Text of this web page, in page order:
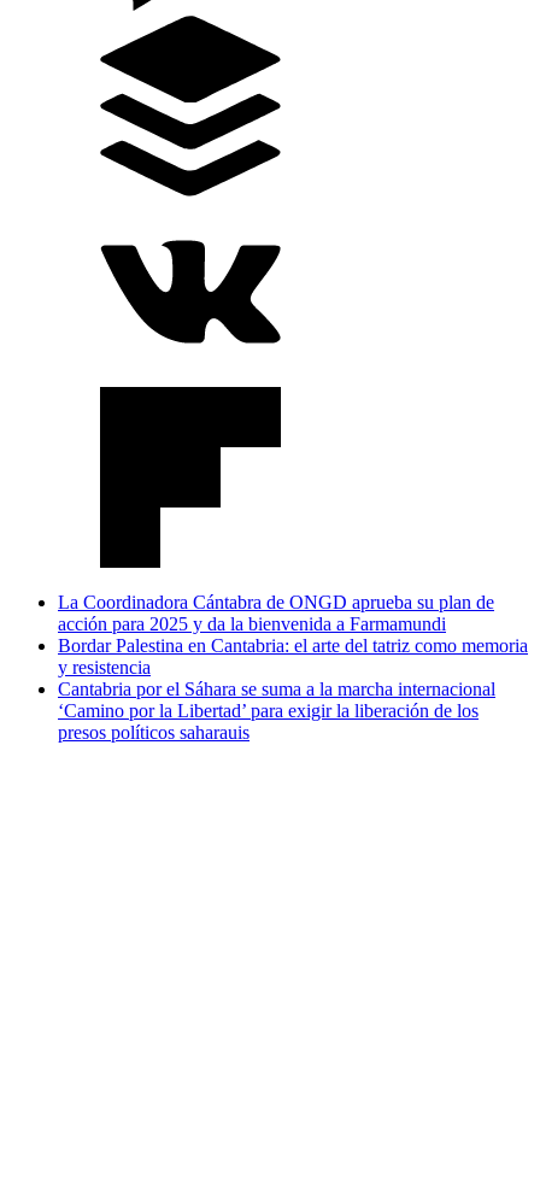
La Coordinadora Cántabra de ONGD aprueba su plan de
acción para 2025 y da la bienvenida a Farmamundi
Bordar Palestina en Cantabria: el arte del tatriz como memoria
y resistencia
Cantabria por el Sáhara se suma a la marcha internacional
‘Camino por la Libertad’ para exigir la liberación de los
presos políticos saharauis